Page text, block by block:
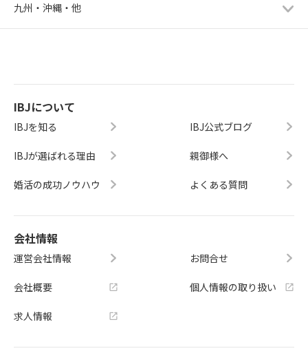
九州・沖縄・他
IBJについて
IBJを知る
IBJが選ばれる理由
婚活の成功ノウハウ
IBJ公式ブログ
親御様へ
よくある質問
会社情報
運営会社情報
会社概要
求人情報
お問合せ
個人情報の取り扱い